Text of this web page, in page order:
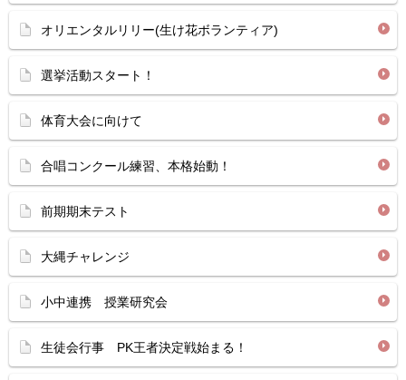
オリエンタルリリー(生け花ボランティア)
選挙活動スタート！
体育大会に向けて
合唱コンクール練習、本格始動！
前期期末テスト
大縄チャレンジ
小中連携 授業研究会
生徒会行事 PK王者決定戦始まる！